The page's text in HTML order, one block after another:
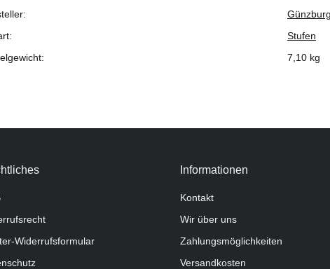
Stufen
7,10 kg
Widerrufsformular
Informationen
Kontakt
Wir über uns
Zahlungsmöglichkeiten
Versandkosten